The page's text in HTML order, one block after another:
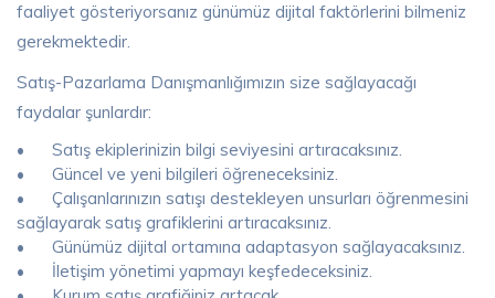
faaliyet gösteriyorsanız günümüz dijital faktörlerini bilmeniz
gerekmektedir.
Satış-Pazarlama Danışmanlığımızın size sağlayacağı
faydalar şunlardır:
•
Satış ekiplerinizin bilgi seviyesini artıracaksınız.
•
Güncel ve yeni bilgileri öğreneceksiniz.
•
Çalışanlarınızın satışı destekleyen unsurları öğrenmesini
sağlayarak satış grafiklerini artıracaksınız.
•
Günümüz dijital ortamına adaptasyon sağlayacaksınız.
•
İletişim yönetimi yapmayı keşfedeceksiniz.